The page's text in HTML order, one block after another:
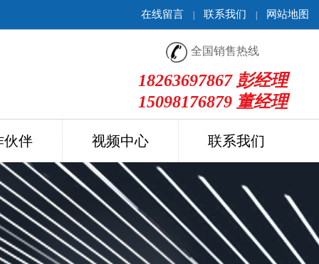
在线留言 联系我们 网站地图
全国销售热线
18263697867 彭经理
15098176879 董经理
伙伴 视频中心 联系我们